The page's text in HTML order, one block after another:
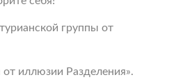
группы от
от иллюзии Разделения».